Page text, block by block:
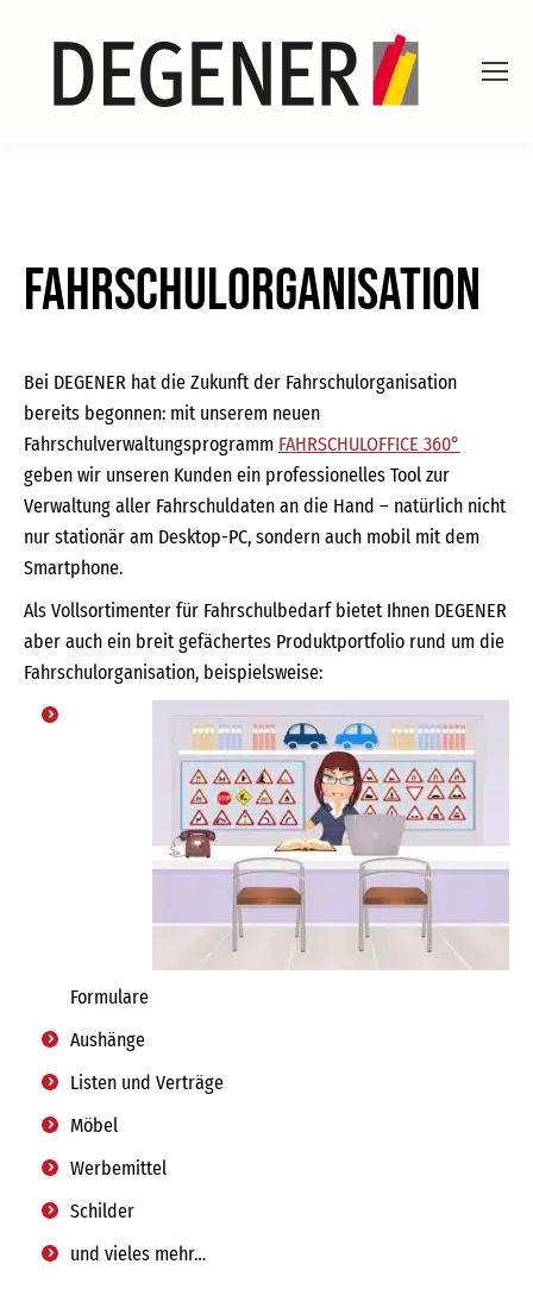
Fahrschulorganisation
Bei DEGENER hat die Zukunft der Fahrschulorganisation
bereits begonnen: mit unserem neuen
Fahrschulverwaltungsprogramm FAHRSCHULOFFICE 360°
geben wir unseren Kunden ein professionelles Tool zur
Verwaltung aller Fahrschuldaten an die Hand – natürlich nicht
nur stationär am Desktop-PC, sondern auch mobil mit dem
Smartphone.
Als Vollsortimenter für Fahrschulbedarf bietet Ihnen DEGENER
aber auch ein breit gefächertes Produktportfolio rund um die
Fahrschulorganisation, beispielsweise:
Formulare
Aushänge
Listen und Verträge
Möbel
Werbemittel
Schilder
und vieles mehr…